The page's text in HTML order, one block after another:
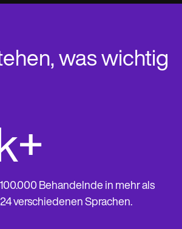
was wichtig
Behandelnde in mehr als
verschiedenen Sprachen.